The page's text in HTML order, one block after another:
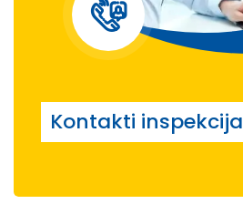
Kontakti inspekcija